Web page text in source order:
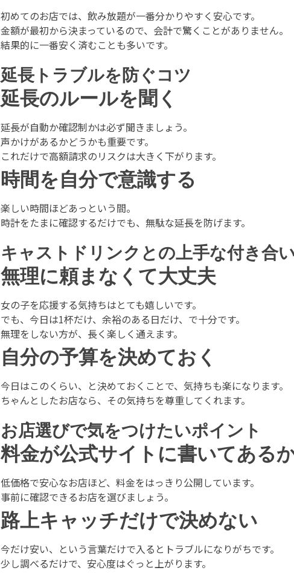
初めてのお店では、飲み放題が一番分かりやすく安心です。
金額が最初から決まっているので、会計で驚くことがありません。
結果的に一番安く済むことも多いです。
延長トラブルを防ぐコツ
延長のルールを聞く
延長が自動か確認制かは必ず聞きましょう。
声かけがあるかどうかも重要です。
これだけで高額請求のリスクは大きく下がります。
時間を自分で意識する
楽しい時間ほどあっという間。
時計をたまに確認するだけでも、無駄な延長を防げます。
キャストドリンクとの上手な付き合
無理に頼まなくて大丈夫
女の子を応援する気持ちはとても嬉しいです。
でも、今日は1杯だけ、余裕のある日だけ、で十分です。
無理をしない方が、長く楽しく通えます。
自分の予算を決めておく
今日はこのくらい、と決めておくことで、気持ちも楽になります。
ちゃんとしたお店なら、その気持ちを尊重してくれます。
お店選びで気をつけたいポイント
料金が公式サイトに書いてある
低価格で安心なお店ほど、料金をはっきり公開しています。
事前に確認できるお店を選びましょう。
路上キャッチだけで決めない
今だけ安い、という言葉だけで入るとトラブルになりがちです。
少し調べるだけで、安心度はぐっと上がります。